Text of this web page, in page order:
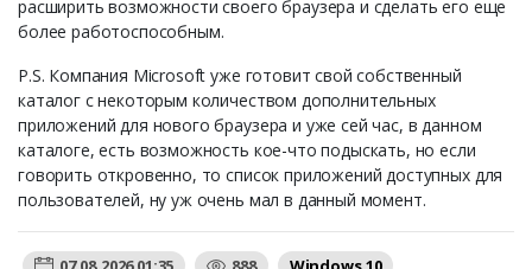
расширить возможности своего браузера и сделать его еще
более работоспособным.
P.S. Компания Microsoft уже готовит свой собственный
каталог с некоторым количеством дополнительных
приложений для нового браузера и уже сей час, в данном
каталоге, есть возможность кое-что подыскать, но если
говорить откровенно, то список приложений доступных для
пользователей, ну уж очень мал в данный момент.